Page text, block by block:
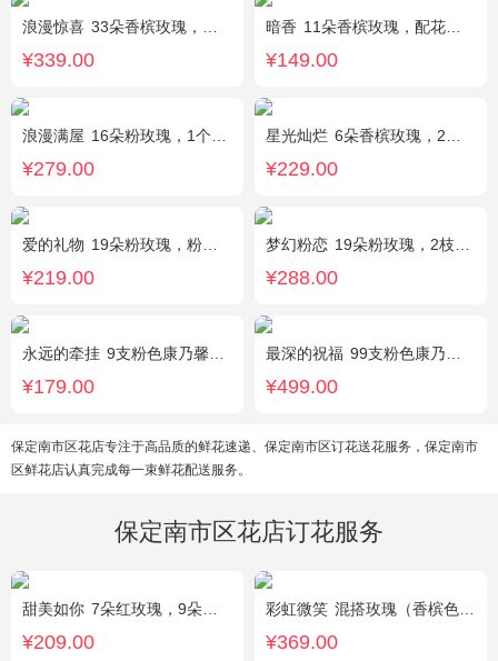
浪漫惊喜 33朵香槟玫瑰，白桔梗、尤加利间插
¥339.00
暗香 11朵香槟玫瑰，配花、绿叶搭配
¥149.00
浪漫满屋 16朵粉玫瑰，1个粉色绣球，3个乒乓菊，桔梗、绿叶搭配
¥279.00
星光灿烂 6朵香槟玫瑰，2朵向日葵，1个蓝色绣球，桔梗、小花、绿叶搭配
¥229.00
爱的礼物 19朵粉玫瑰，粉色满天星搭配
¥219.00
梦幻粉恋 19朵粉玫瑰，2枝白色香水百合、尤加利叶搭配
¥288.00
永远的牵挂 9支粉色康乃馨，1支多头白百合，搭配黄莺、满天星。
¥179.00
最深的祝福 99支粉色康乃馨，搭配绿叶、黄莺。
¥499.00
保定南市区花店专注于高品质的鲜花速递、保定南市区订花送花服务，保定南市
区鲜花店认真完成每一束鲜花配送服务。
保定南市区花店订花服务
甜美如你 7朵红玫瑰，9朵戴安娜粉玫瑰，白色满天星丰满间插，尤加利搭配
¥209.00
彩虹微笑 混搭玫瑰（香槟色，紫色，白色，戴安娜粉色）共52朵，相思梅、桔梗配花
¥369.00